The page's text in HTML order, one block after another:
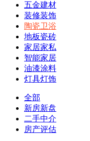
五金建材
装修装饰
陶瓷卫浴
地板瓷砖
家居家私
智能家居
油漆涂料
灯具灯饰
全部
新房新盘
二手中介
房产评估